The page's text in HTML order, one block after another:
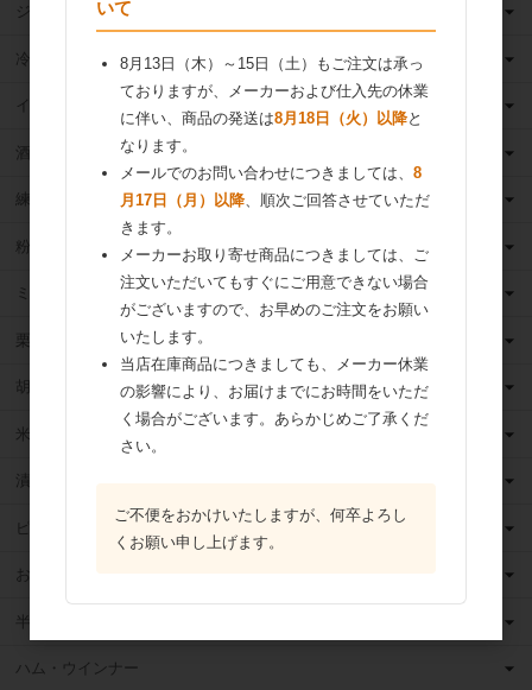
ジャム
冷凍フルーツ
イースト・酵母
酒類
練乳
粉 乳
ミックス粉
栗・芋・かぼちゃ
胡麻
米粉
漬け込みフルーツ
ピューレ・ペースト
お菓子・パン材料
半製品・お手軽食材
ハム・ウインナー
いて
8月13日（木）～15日（土）もご注文は承っ
ておりますが、メーカーおよび仕入先の休業
に伴い、商品の発送は8月18日（火）以降と
なります。
メールでのお問い合わせにつきましては、 8
月17日（月）以降、順次ご回答させていただ
きます。
メーカーお取り寄せ商品につきましては、ご
注文いただいてもすぐにご用意できない場合
がございますので、お早めのご注文をお願い
いたします。
当店在庫商品につきましても、メーカー休業
の影響により、お届けまでにお時間をいただ
く場合がございます。あらかじめご了承くだ
さい。
ご不便をおかけいたしますが、何卒よろし
くお願い申し上げます。